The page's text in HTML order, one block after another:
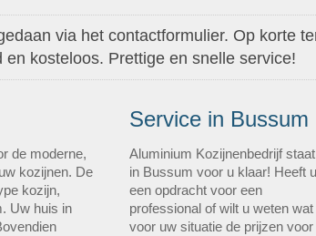
via het contactformulier. Op korte
kosteloos. Prettige en snelle service!
de moderne,
kozijnen. De
kozijn,
Uw huis in
Service in Bussum
Aluminium Kozijnenbedrijf staat
in Bussum voor u klaar! Heeft u
een opdracht voor een
professional of wilt u weten wat
voor uw situatie de prijzen voor